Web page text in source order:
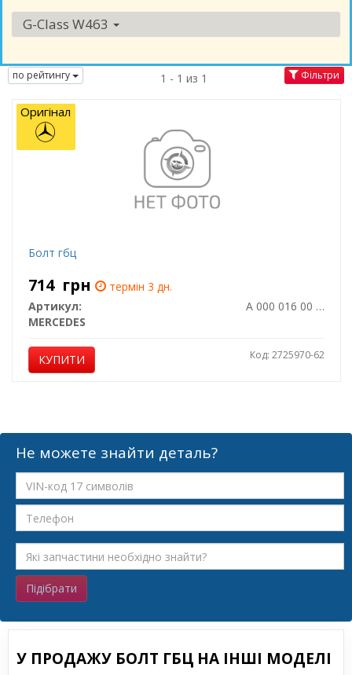
G-Class W463
по рейтингу 1 - 1 из 1 Фільтри
Болт гбц
714 грн
термін 3 дн.
Артикул:
A 000 016 00 00
MERCEDES
КУПИТИ Код: 2725970-62
Оригінал
Не можете знайти деталь?
Підібрати
У ПРОДАЖУ БОЛТ ГБЦ НА ІНШІ МОДЕЛІ